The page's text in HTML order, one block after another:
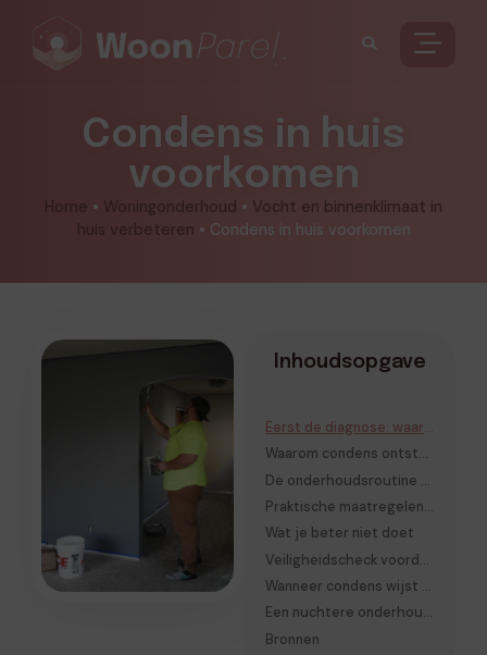
Condens in huis
voorkomen
Home • Woningonderhoud • Vocht en binnenklimaat in
huis verbeteren • Condens in huis voorkomen
Inhoudsopgave
Eerst de diagnose: waar ontstaat de condens?
Waarom condens ontstaat in gewone Nederlandse woningen
De onderhoudsroutine die echt helpt
Praktische maatregelen per ruimte
Wat je beter niet doet
Veiligheidscheck voordat je ingrijpt
Wanneer condens wijst op een groter probleem
Een nuchtere onderhoudsroutine voor de lange termijn
Bronnen